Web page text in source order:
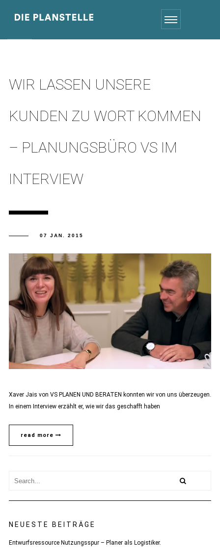
WIR LASSEN UNSERE
KUNDEN ZU WORT KOMMEN
– PLANUNGSBÜRO VS IM
INTERVIEW
07 JAN. 2015
Xaver Jais von VS PLANEN UND BERATEN konnten wir von uns überzeugen.
In einem Interview erzählt er, wie wir das geschafft haben
read more
NEUESTE BEITRÄGE
Entwurfsressource Nutzungsspur – Planer als Logistiker.